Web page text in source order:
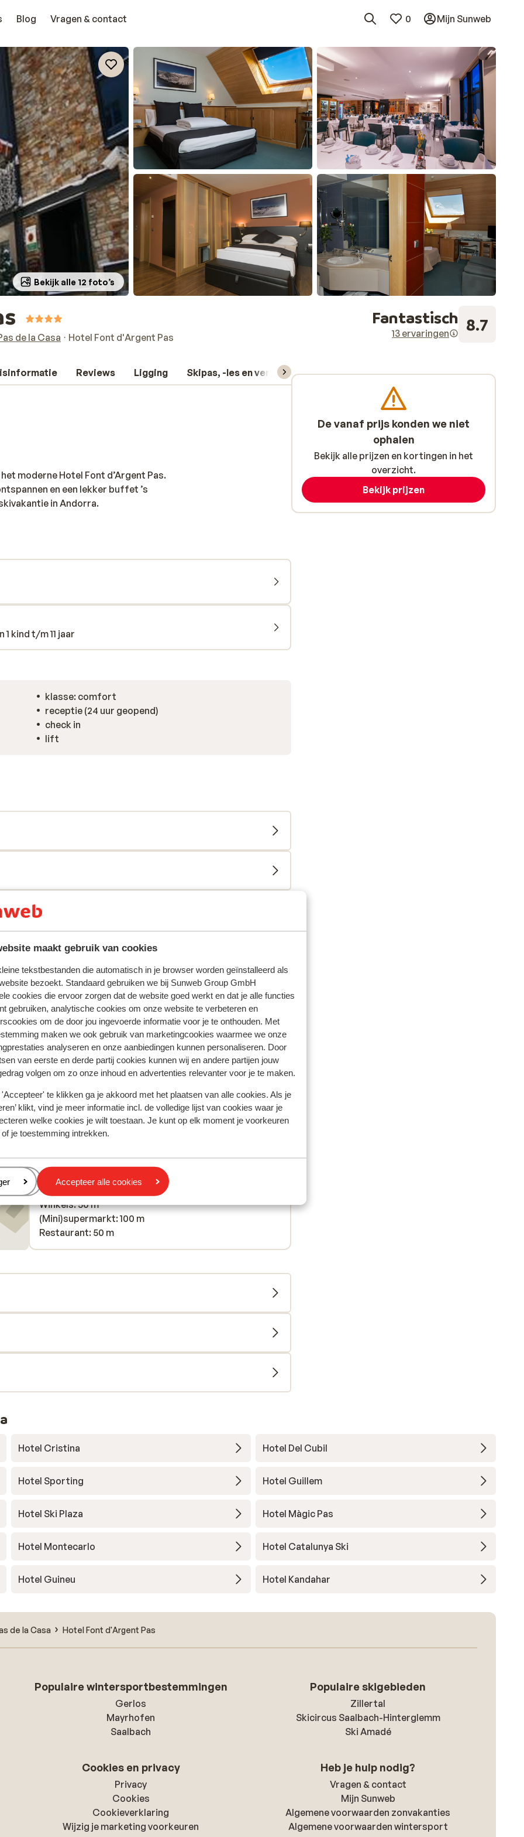
maakt gebruik van cookies
tekstbestanden die automatisch in je browser worden geïnstalleerd als
bezoekt. Standaard gebruiken we bij Sunweb Group GmbH
cookies die ervoor zorgen dat de website goed werkt en dat je alle functies
gebruiken, analytische cookies om onze website te verbeteren en
om de door jou ingevoerde informatie voor je te onthouden. Met
maken we ook gebruik van marketingcookies waarmee we onze
analyseren en onze aanbiedingen kunnen personaliseren. Door
van eerste en derde partij cookies kunnen wij en andere partijen jouw
volgen om zo onze inhoud en advertenties relevanter voor je te maken.
'Accepteer' te klikken ga je akkoord met het plaatsen van alle cookies. Als je
klikt, vind je meer informatie incl. de volledige lijst van cookies waar je
welke cookies je wilt toestaan. Je kunt op elk moment je voorkeuren
je toestemming intrekken.
Accepteer alle cookies
Blog Vragen & contact 0 Mijn Sunweb
Bekijk alle 12 foto’s
de la Casa Hotel Font d'Argent Pas
Fantastisch
13 ervaringen 8.7
Reviews Ligging Skipas, -les en verhuur
moderne Hotel Font d’Argent Pas.
en een lekker buffet ’s
in Andorra.
kind t/m 11 jaar
klasse: comfort
receptie (24 uur geopend)
check in
lift
met ons product oprecht weergeven.
to
to
8.3 Fantastisch
8 mrt. 2026
Alhoewel alles schoon was was de kamer wat
gedateerd. De kleurstelling doet donker aan , beetje
jaren 70/80. Details: erg beschadigd rolgordijn,
lichtknopje wat er steeds afviel, geen stopcontacten
naast het bed
Alhoewel alles schoon was was de kamer wat
gedateerd. De kleurstelling doet donker aan , beetje
jaren 70/80. Details: erg beschadigd rolgordijn,
lichtknopje wat er steeds afviel, geen stopcontacten
naast het bed
Afstanden
Centrum: 0 m
Skilift: 50 m
Winkels: 50 m
(Mini)supermarkt: 100 m
Restaurant: 50 m
De vanaf prijs konden we niet
ophalen
Bekijk alle prijzen en kortingen in het
overzicht.
Bekijk prijzen
Hotel Cristina Hotel Del Cubil
Hotel Sporting Hotel Guillem
Hotel Ski Plaza Hotel Màgic Pas
Hotel Montecarlo Hotel Catalunya Ski
Hotel Guineu Hotel Kandahar
de la Casa Hotel Font d'Argent Pas
Populaire wintersportbestemmingen
Gerlos
Mayrhofen
Saalbach
Populaire skigebieden
Zillertal
Skicircus Saalbach-Hinterglemm
Ski Amadé
Cookies en privacy
Privacy
Cookies
Cookieverklaring
Wijzig je marketing voorkeuren
Heb je hulp nodig?
Vragen & contact
Mijn Sunweb
Algemene voorwaarden zonvakanties
Algemene voorwaarden wintersport